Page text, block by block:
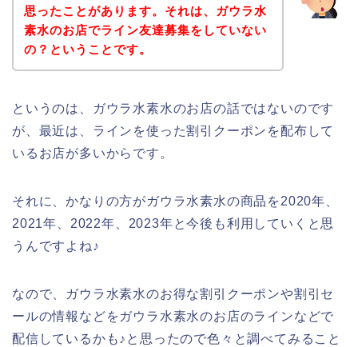
思ったことがあります。それは、ガウラ水
素水のお店でライン友達募集をしていない
の？ということです。
というのは、ガウラ水素水のお店の話ではないのです
が、最近は、ラインを使った割引クーポンを配布して
いるお店が多いからです。
それに、かなりの方がガウラ水素水の商品を2020年、
2021年、2022年、2023年と今後も利用していくと思
うんですよね♪
なので、ガウラ水素水のお得な割引クーポンや割引セ
ールの情報などをガウラ水素水のお店のラインなどで
配信しているかも♪と思ったので色々と調べてみること